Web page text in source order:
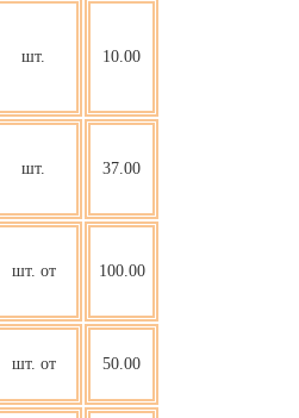
шт. 10.00
шт. 37.00
шт. от 100.00
шт. от 50.00